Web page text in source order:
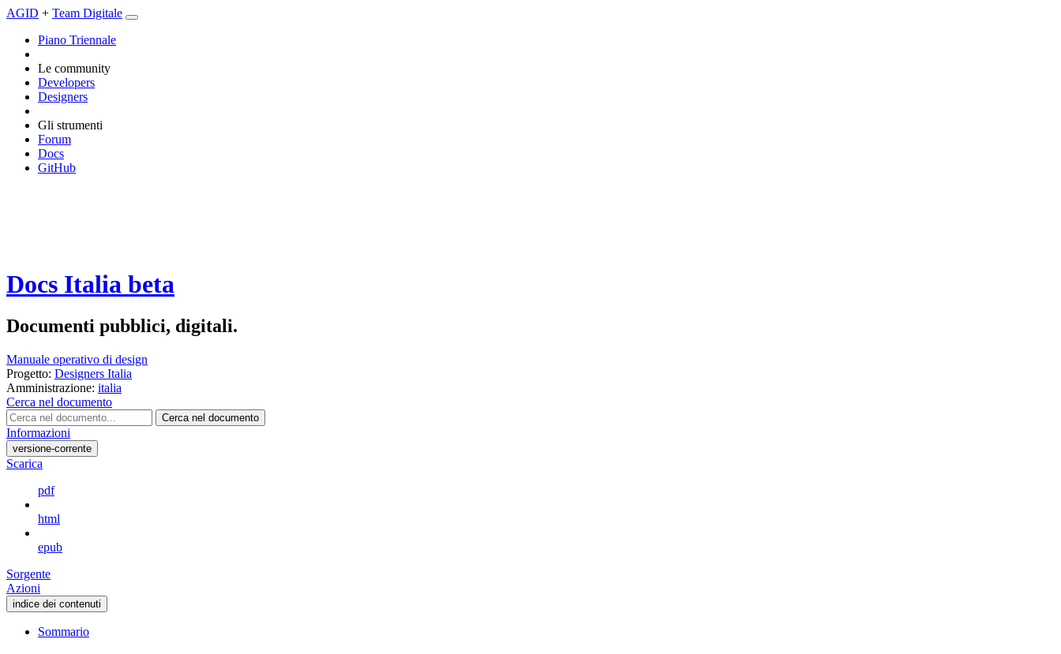
AGID + Team Digitale
Piano Triennale
Le community
Developers
Designers
Gli strumenti
Forum
Docs
GitHub
Docs Italia beta
Documenti pubblici, digitali.
Manuale operativo di design
Progetto: Designers Italia
Amministrazione: italia
Cerca nel documento
Cerca nel documento
Informazioni
versione-corrente
Scarica
pdf
html
epub
Sorgente
Azioni
indice dei contenuti
Sommario